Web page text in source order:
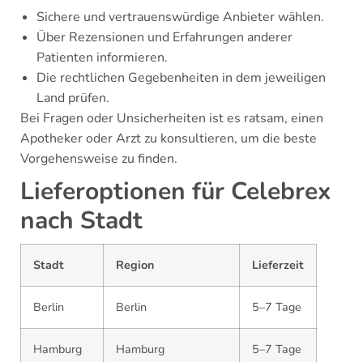
Sichere und vertrauenswürdige Anbieter wählen.
Über Rezensionen und Erfahrungen anderer
Patienten informieren.
Die rechtlichen Gegebenheiten in dem jeweiligen
Land prüfen.
Bei Fragen oder Unsicherheiten ist es ratsam, einen
Apotheker oder Arzt zu konsultieren, um die beste
Vorgehensweise zu finden.
Lieferoptionen für Celebrex
nach Stadt
Stadt Region Lieferzeit
Berlin Berlin 5–7 Tage
Hamburg Hamburg 5–7 Tage